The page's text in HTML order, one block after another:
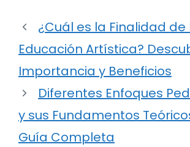
¿Cuál es la Finalidad de
Educación Artística?
Importancia y Beneficios
Diferentes Enfoques
y sus Fundamentos
Guía Completa